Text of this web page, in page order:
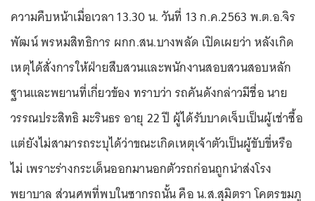
ความคืบหน้าเมื่อเวลา 13.30 น. วันที่ 13 ก.ค.2563 พ.ต.อ.จิร
พัฒน์ พรหมสิทธิการ ผกก.สน.บางพลัด เปิดเผยว่า หลังเกิด
เหตุได้สั่งการให้ฝ่ายสืบสวนและพนักงานสอบสวนสอบหลัก
ฐานและพยานที่เกี่ยวข้อง ทราบว่า รถคันดังกล่าวมีชื่อ นาย
วรรณประสิทธิ มะรินธร อายุ 22 ปี ผู้ได้รับบาดเจ็บเป็นผู้เช่าซื้อ
แต่ยังไม่สามารถระบุได้ว่าขณะเกิดเหตุเจ้าตัวเป็นผู้ขับขี่หรือ
ไม่ เพราะร่างกระเด็นออกมานอกตัวรถก่อนถูกนำส่งโรง
พยาบาล ส่วนศพที่พบในซากรถนั้น คือ น.ส.สุมิตรา โคตรขมภู